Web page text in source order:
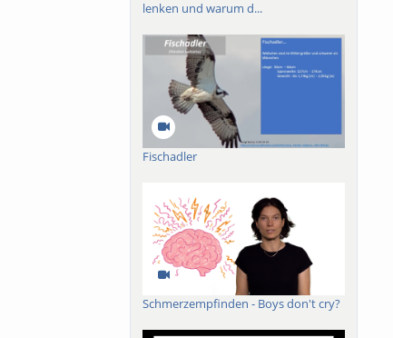
lenken und warum d...
Fischadler
Schmerzempfinden - Boys don't cry?